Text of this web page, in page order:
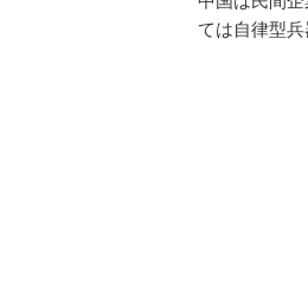
ては自律型兵